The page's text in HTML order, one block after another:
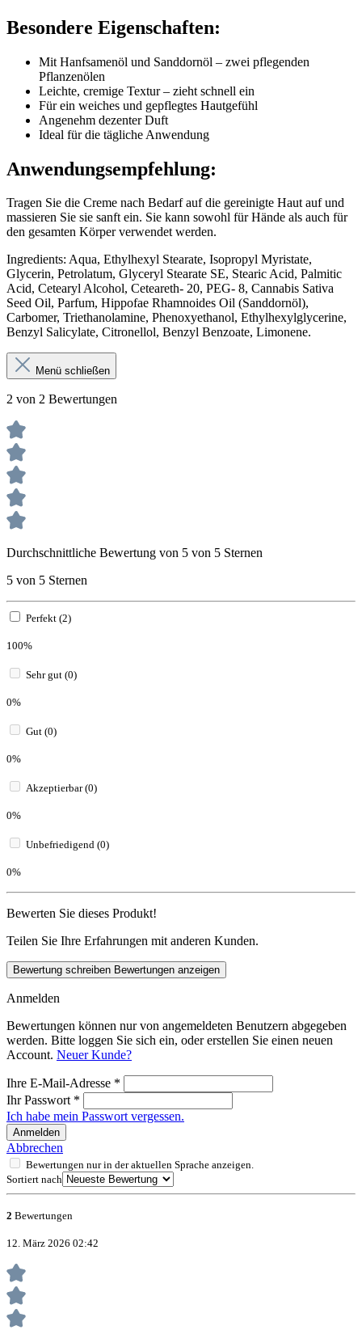
Besondere Eigenschaften:
Mit Hanfsamenöl und Sanddornöl – zwei pflegenden
Pflanzenölen
Leichte, cremige Textur – zieht schnell ein
Für ein weiches und gepflegtes Hautgefühl
Angenehm dezenter Duft
Ideal für die tägliche Anwendung
Anwendungsempfehlung:
Tragen Sie die Creme nach Bedarf auf die gereinigte Haut auf und
massieren Sie sie sanft ein. Sie kann sowohl für Hände als auch für
den gesamten Körper verwendet werden.
Ingredients: Aqua, Ethylhexyl Stearate, Isopropyl Myristate,
Glycerin, Petrolatum, Glyceryl Stearate SE, Stearic Acid, Palmitic
Acid, Cetearyl Alcohol, Ceteareth- 20, PEG- 8, Cannabis Sativa
Seed Oil, Parfum, Hippofae Rhamnoides Oil (Sanddornöl),
Carbomer, Triethanolamine, Phenoxyethanol, Ethylhexylglycerine,
Benzyl Salicylate, Citronellol, Benzyl Benzoate, Limonene.
Menü schließen
2 von 2 Bewertungen
Durchschnittliche Bewertung von 5 von 5 Sternen
5 von 5 Sternen
Perfekt (2)
100%
Sehr gut (0)
0%
Gut (0)
0%
Akzeptierbar (0)
0%
Unbefriedigend (0)
0%
Bewerten Sie dieses Produkt!
Teilen Sie Ihre Erfahrungen mit anderen Kunden.
Bewertung schreiben Bewertungen anzeigen
Anmelden
Bewertungen können nur von angemeldeten Benutzern abgegeben
werden. Bitte loggen Sie sich ein, oder erstellen Sie einen neuen
Account. Neuer Kunde?
Ihre E-Mail-Adresse *
Ihr Passwort *
Ich habe mein Passwort vergessen.
Anmelden
Abbrechen
Bewertungen nur in der aktuellen Sprache anzeigen.
Sortiert nach
2 Bewertungen
12. März 2026 02:42